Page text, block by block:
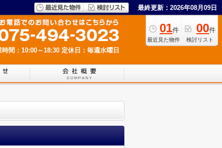
最終更新：2026年08月09日
01件
最近見た物件
00件
検討リスト
時間：10:00～18:30 定休日：毎週水曜日